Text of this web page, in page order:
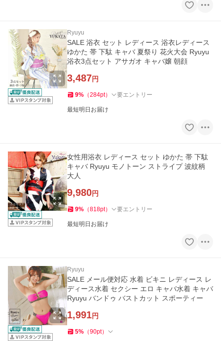
Ryuyu
SALE 浴衣 セット レディース 浴衣レディース
ゆかた 帯 下駄 キャバ 夏祭り 花火大会 Ryuyu
浴衣3点セット アサガオ キャバ嬢 朝顔
3,487円
9% （284pt） 要エントリー
最短明日お届け
女性用浴衣 レディース セット ゆかた 帯 下駄
キャバ Ryuyu モノトーン ストライプ 波紋柄
大人
9,980円
9% （818pt） 要エントリー
最短明日お届け
Ryuyu
SALE メール便対応 水着 ビキニ レディース レ
ディース水着 セクシー エロ キャバ水着 キャバ
Ryuyu バンドゥ バストカット スポーティー
1,991円
5% （90pt）